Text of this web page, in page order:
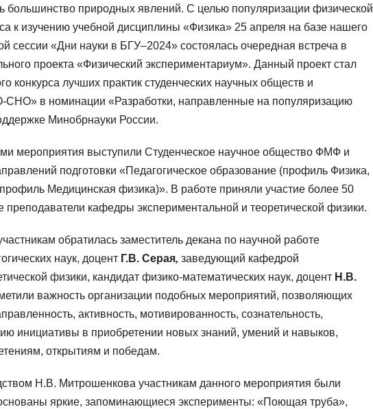
большинство природных явлений. С целью популяризации физической
к изучению учебной дисциплины «Физика» 25 апреля на базе нашего
сессии «Дни науки в БГУ–2024» состоялась очередная встреча в
проекта «Физический экспериментариум». Данный проект стал
конкурса лучших практик студенческих научных обществ и
СНО» в номинации «Разработки, направленные на популяризацию
Минобрнауки России.
мероприятия выступили Студенческое научное общество ФМФ и
подготовки «Педагогическое образование (профиль Физика,
Медицинская физика)». В работе приняли участие более 50
преподаватели кафедры экспериментальной и теоретической физики.
обратилась заместитель декана по научной работе
наук, доцент Г.В. Серая, заведующий кафедрой
физики, кандидат физико-математических наук, доцент Н.В.
важность организации подобных мероприятий, позволяющих
активность, мотивированность, сознательность,
инициативы в приобретении новых знаний, умений и навыков,
открытиям и победам.
Н.В. Митрошенкова участникам данного мероприятия были
яркие, запоминающиеся эксперименты: «Поющая труба»,